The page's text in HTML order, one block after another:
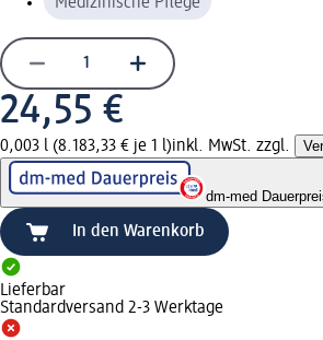
24,55 €
0,003 l (8.183,33 € je 1 l)inkl. MwSt. zzgl.
dm-med
In den Warenkorb
Lieferbar
Standardversand 2-3 Werktage